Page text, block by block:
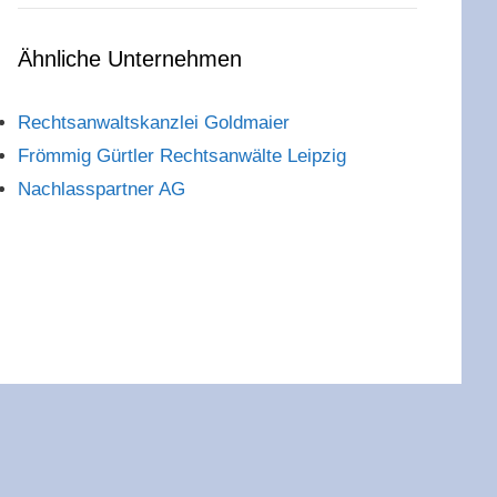
Ähnliche Unternehmen
Rechtsanwaltskanzlei Goldmaier
Frömmig Gürtler Rechtsanwälte Leipzig
Nachlasspartner AG